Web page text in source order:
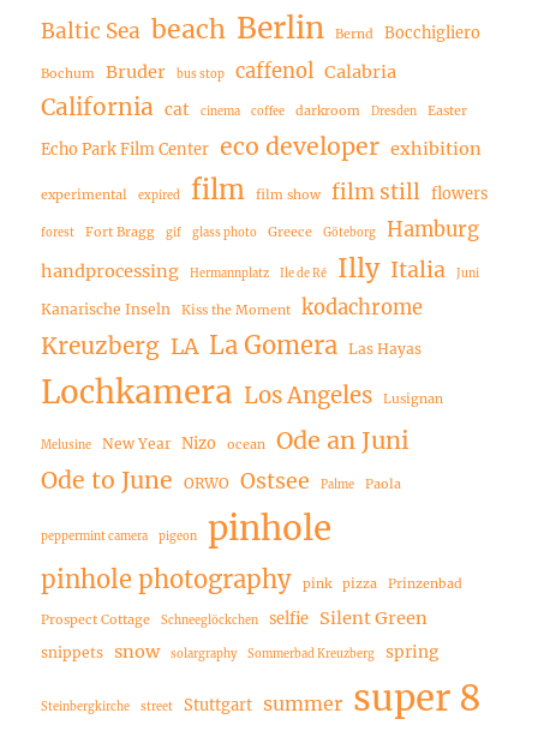
Baltic Sea beach Berlin Bernd Bocchigliero
Bochum Bruder bus stop caffenol Calabria
California cat cinema coffee darkroom Dresden Easter
Echo Park Film Center eco developer exhibition
experimental expired film film show film still flowers
forest Fort Bragg gif glass photo Greece Göteborg Hamburg
handprocessing Hermannplatz Ile de Ré Illy Italia Juni
Kanarische Inseln Kiss the Moment kodachrome
Kreuzberg LA La Gomera Las Hayas
Lochkamera Los Angeles Lusignan
Melusine New Year Nizo ocean
Ode an Juni
Ode to June
ORWO Ostsee Palme Paola
peppermint camera pigeon pinhole
pinhole photography pink pizza Prinzenbad
Prospect Cottage Schneeglöckchen selfie Silent Green
snippets snow solargraphy Sommerbad Kreuzberg spring
Steinbergkirche street Stuttgart summer super 8